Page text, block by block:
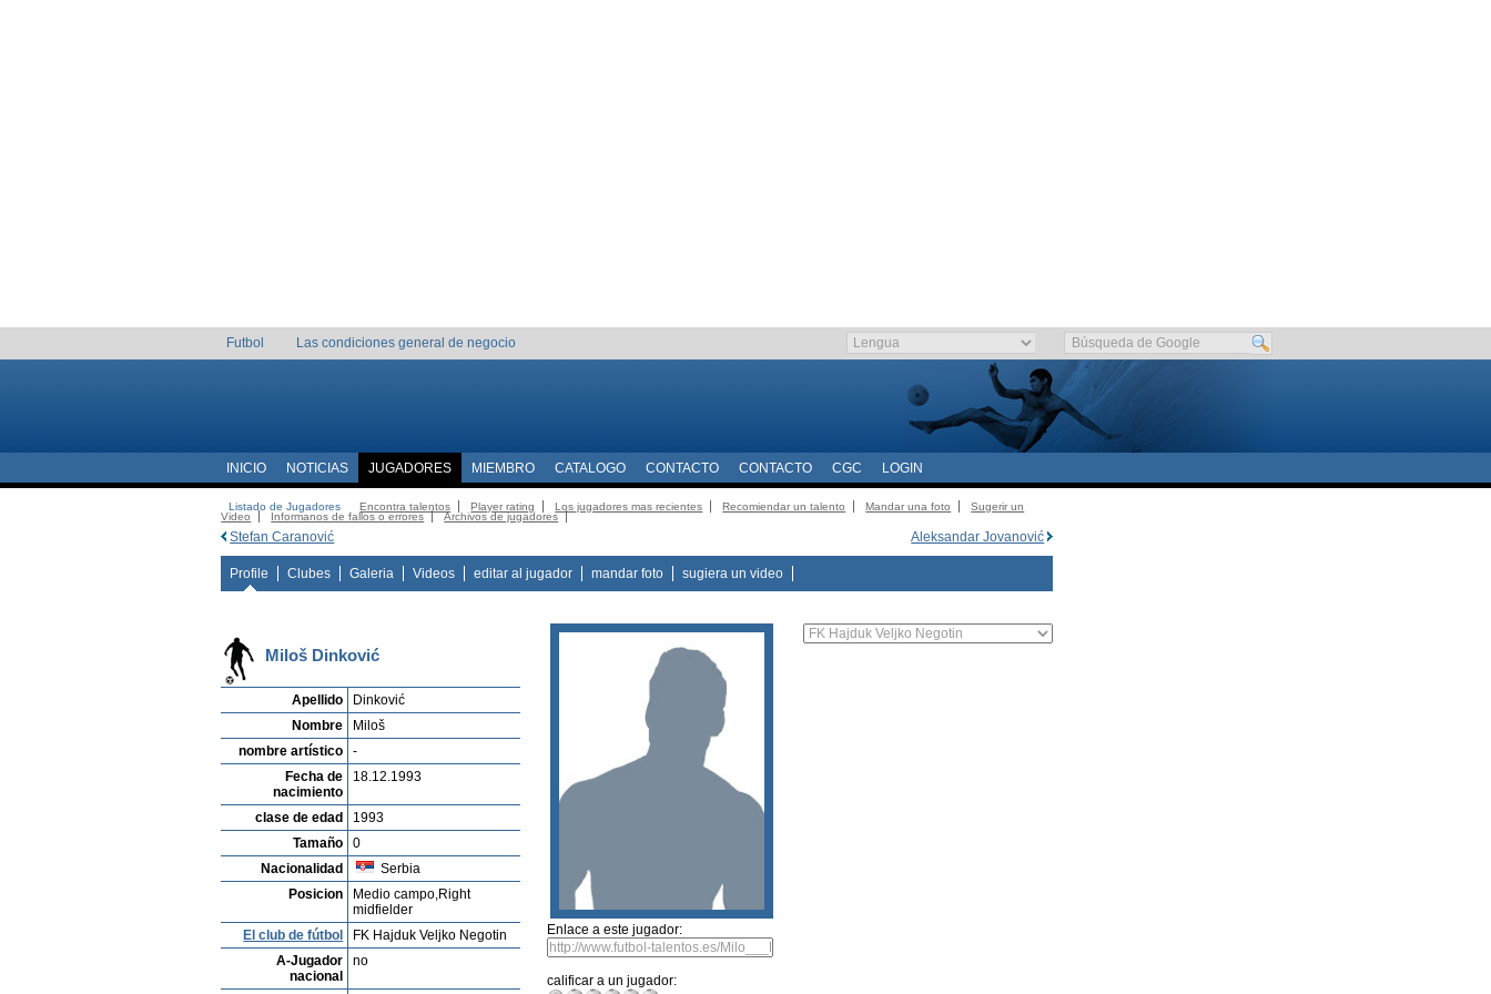
Futbol Las condiciones general de negocio
INICIO NOTICIAS JUGADORES MIEMBRO CATALOGO CONTACTO CONTACTO CGC LOGIN
Listado de Jugadores Encontra talentos Player rating Los jugadores mas recientes Recomiendar un talento Mandar una foto
Sugerir un
Video
Informanos de fallos o errores Archivos de jugadores
Aleksandar Jovanović
Stefan Caranović
Profile Clubes Galeria Videos editar al jugador mandar foto sugiera un video
Miloš Dinković
Apellido
Dinković
Nombre
Miloš
nombre artístico
-
Fecha de
nacimiento
18.12.1993
clase de edad
1993
Tamaño
0
Nacionalidad
Serbia
Posicion
Medio campo,Right
midfielder
El club de fútbol
FK Hajduk Veljko Negotin
A-Jugador
nacional
no
Enlace a este jugador:
calificar a un jugador: